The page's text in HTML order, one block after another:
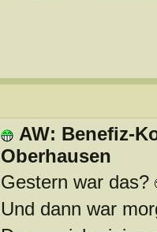
AW: Benefiz-
Oberhausen
Gestern war das?
Und dann war